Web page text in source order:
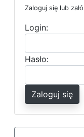
Zaloguj się lub
Login:
Hasło:
Zaloguj się